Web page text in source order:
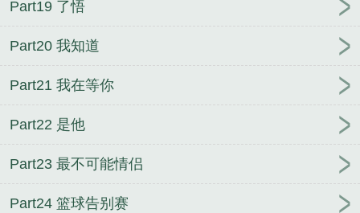
Part19 了悟
Part20 我知道
Part21 我在等你
Part22 是他
Part23 最不可能情侣
Part24 篮球告别赛